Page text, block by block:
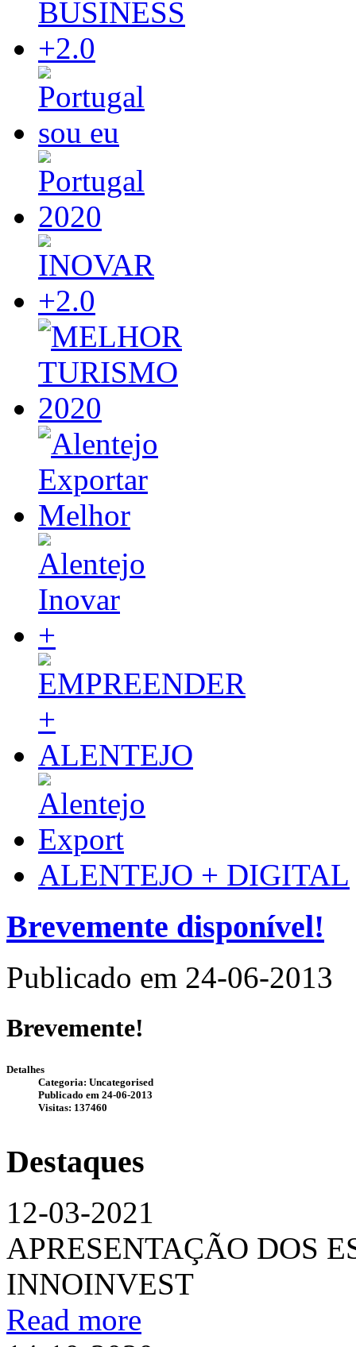
ALENTEJO + DIGITAL
Brevemente disponível!
Publicado em 24-06-2013
Brevemente!
Detalhes
Categoria: Uncategorised
Publicado em 24-06-2013
Visitas: 137460
Destaques
12-03-2021
APRESENTAÇÃO DOS
INNOINVEST
Read more